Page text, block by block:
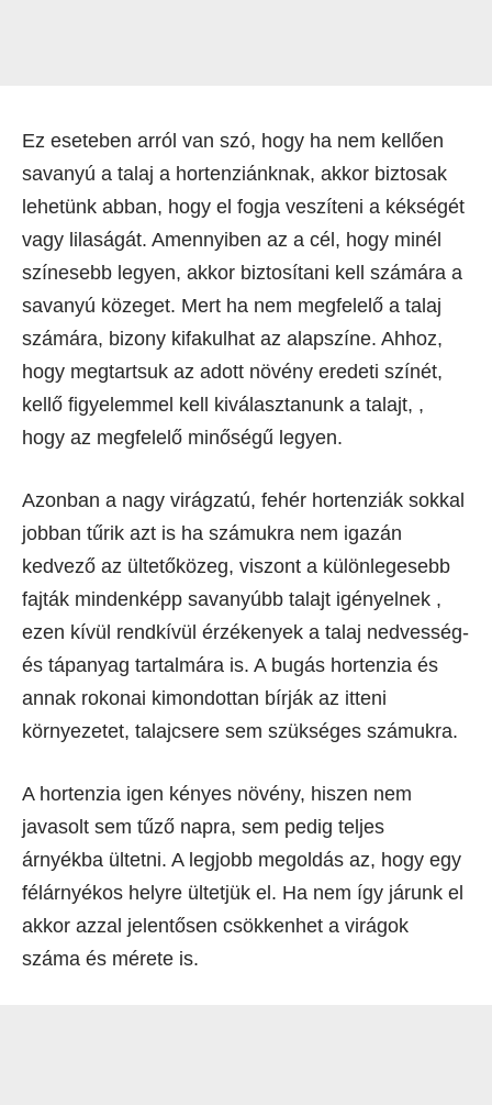
Ez eseteben arról van szó, hogy ha nem kellően
savanyú a talaj a hortenziánknak, akkor biztosak
lehetünk abban, hogy el fogja veszíteni a kékségét
vagy lilaságát. Amennyiben az a cél, hogy minél
színesebb legyen, akkor biztosítani kell számára a
savanyú közeget. Mert ha nem megfelelő a talaj
számára, bizony kifakulhat az alapszíne. Ahhoz,
hogy megtartsuk az adott növény eredeti színét,
kellő figyelemmel kell kiválasztanunk a talajt, ,
hogy az megfelelő minőségű legyen.
Azonban a nagy virágzatú, fehér hortenziák sokkal
jobban tűrik azt is ha számukra nem igazán
kedvező az ültetőközeg, viszont a különlegesebb
fajták mindenképp savanyúbb talajt igényelnek ,
ezen kívül rendkívül érzékenyek a talaj nedvesség-
és tápanyag tartalmára is. A bugás hortenzia és
annak rokonai kimondottan bírják az itteni
környezetet, talajcsere sem szükséges számukra.
A hortenzia igen kényes növény, hiszen nem
javasolt sem tűző napra, sem pedig teljes
árnyékba ültetni. A legjobb megoldás az, hogy egy
félárnyékos helyre ültetjük el. Ha nem így járunk el
akkor azzal jelentősen csökkenhet a virágok
száma és mérete is.